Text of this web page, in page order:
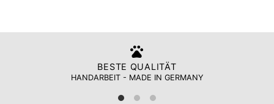
BESTE QUALITÄT
HANDARBEIT - MADE IN GERMANY